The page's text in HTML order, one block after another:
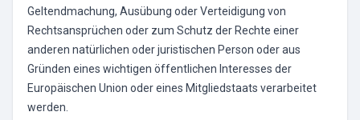
Geltendmachung, Ausübung oder Verteidigung von
Rechtsansprüchen oder zum Schutz der Rechte einer
anderen natürlichen oder juristischen Person oder aus
Gründen eines wichtigen öffentlichen Interesses der
Europäischen Union oder eines Mitgliedstaats verarbeitet
werden.